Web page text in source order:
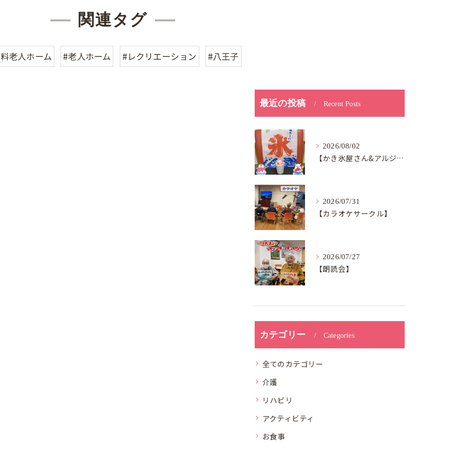
関連タグ
老人ホーム #老人ホーム #レクリエーション #八王子
カテゴリー Categories
全てのカテゴリー
介護
リハビリ
アクティビティ
お食事
最近の投稿 Recent Posts
2026/08/02
【かき氷屋さん&アルジャン向日葵】
2026/07/31
【カラオケサークル】
2026/07/27
【朗読会】